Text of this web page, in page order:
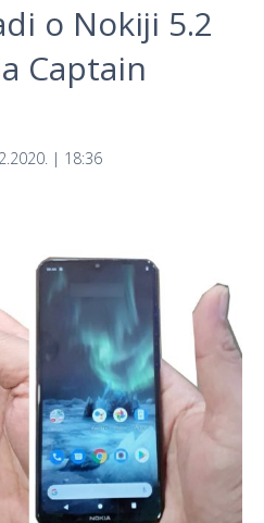
o Nokiji 5.2
Captain
| 18:36